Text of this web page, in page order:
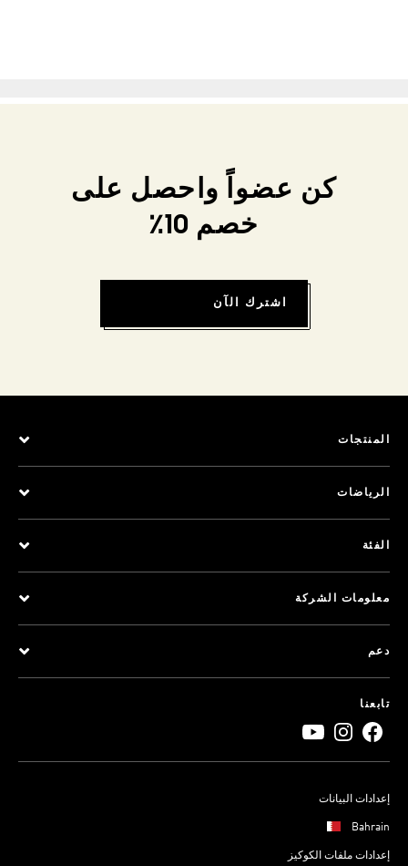
كن عضواً واحصل على
خصم 10٪
اشترك الآن
المنتجات
الرياضات
الفئة
معلومات الشركة
دعم
تابعنا
إعدادات البيانات
Bahrain
إعدادات ملفات الكوكيز